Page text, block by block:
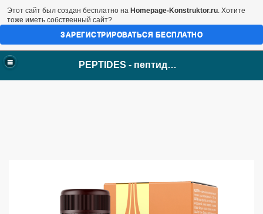
PEPTIDES - пептиды Хавинсона
Этот сайт был создан бесплатно на Homepage-Konstruktor.ru. Хотите
тоже иметь собственный сайт?
ЗАРЕГИСТРИРОВАТЬСЯ БЕСПЛАТНО